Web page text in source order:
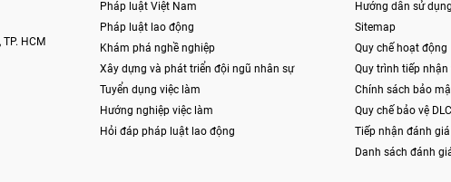
HCM
Pháp luật Việt Nam
Pháp luật lao động
Khám phá nghề nghiệp
Xây dựng và phát triển đội ngũ nhân sự
Tuyển dụng việc làm
Hướng nghiệp việc làm
Hỏi đáp pháp luật lao động
Hướng dẫn sử dụng
Sitemap
Quy chế hoạt động
Quy trình tiếp
Chính sách bảo
Quy chế bảo vệ
Tiếp nhận đánh
Danh sách đánh